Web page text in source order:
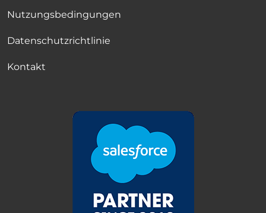
Nutzungsbedingungen
Datenschutzrichtlinie
Kontakt